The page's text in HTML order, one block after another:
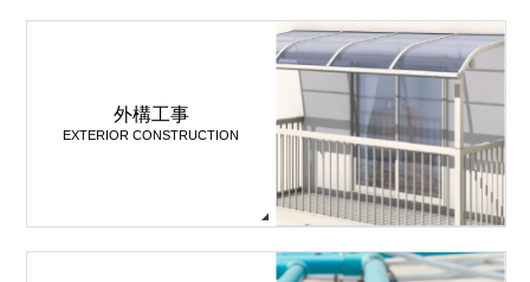
外構工事
EXTERIOR CONSTRUCTION